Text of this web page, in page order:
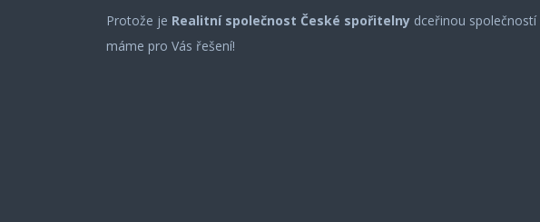
Protože je Realitní společnost České spořitelny dceřinou společností
máme pro Vás řešení!